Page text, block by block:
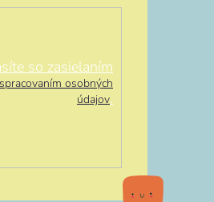
so zasielaním
osobných
údajov.